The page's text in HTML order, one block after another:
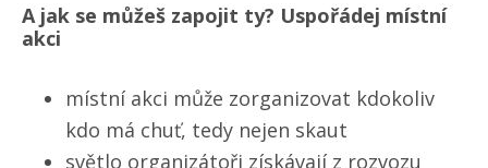
A jak se můžeš zapojit ty? Uspořádej místní
akci
místní akci může zorganizovat kdokoliv
kdo má chuť, tedy nejen skaut
světlo organizátoři získávají z rozvozu